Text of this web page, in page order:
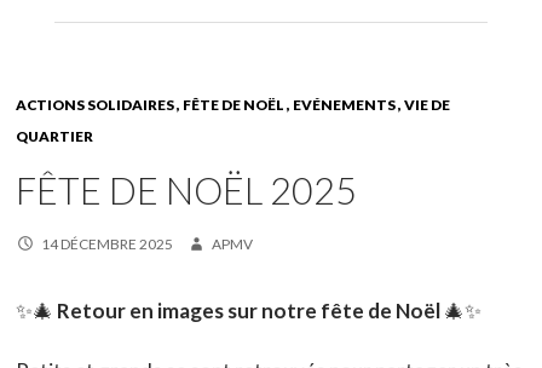
ACTIONS SOLIDAIRES FÊTE DE NOËL EVÉNEMENTS VIE DE
QUARTIER
FÊTE DE NOËL 2025
14 DÉCEMBRE 2025 APMV
✨🎄 Retour en images sur notre fête de Noël🎄✨